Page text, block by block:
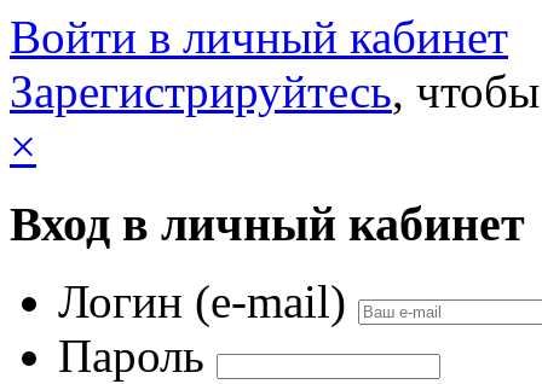
Войти в личный кабинет
Зарегистрируйтесь,
×
Вход в личный кабинет
Логин (e-mail)
Пароль